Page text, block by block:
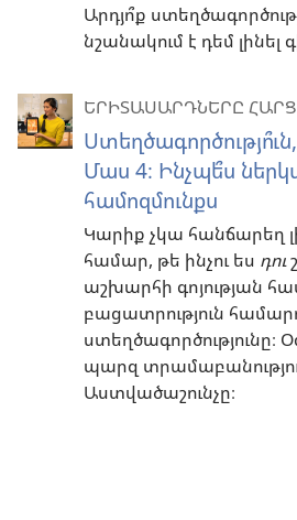
Արդյո՞ք
նշանակում է դեմ լինել
ԵՐԻՏԱՍԱՐԴՆԵՐԸ
Մաս 4։ Ինչպե՞ս
համոզմունքս
Կարիք չկա հանճարեղ
համար, թե ինչու ես դու
աշխարհի գոյության
բացատրություն
ստեղծագործությունը։
պարզ
Աստվածաշունչը։